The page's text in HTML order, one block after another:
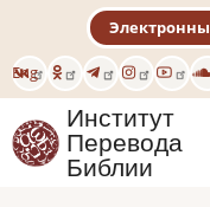
основному
содержанию
Eng
Институт
Перевода
Библии